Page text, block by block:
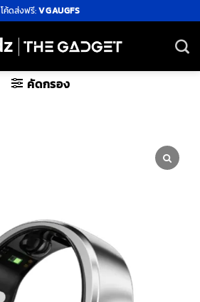
โค้ดส่งฟรี:VGAUGFS
คัดกรอง